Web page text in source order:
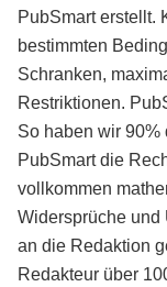
PubSmart erstellt.
bestimmten
Schranken,
Restriktionen.
So haben wir 90%
PubSmart die
vollkommen
Widersprüche
an die Redaktion
Redakteur über